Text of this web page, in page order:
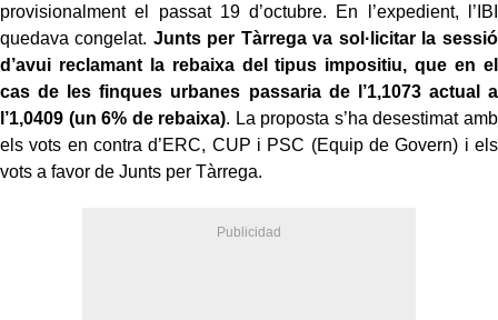
provisionalment el passat 19 d’octubre. En l’expedient, l’IBI
quedava congelat. Junts per Tàrrega va sol·licitar la sessió
d’avui reclamant la rebaixa del tipus impositiu, que en el
cas de les finques urbanes passaria de l’1,1073 actual a
l’1,0409 (un 6% de rebaixa). La proposta s’ha desestimat amb
els vots en contra d’ERC, CUP i PSC (Equip de Govern) i els
vots a favor de Junts per Tàrrega.